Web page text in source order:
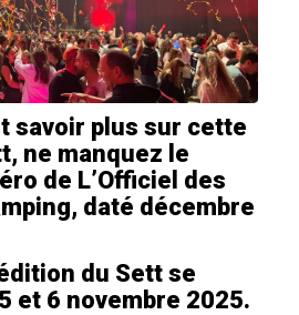
savoir plus sur cette
ne manquez le
de L’Officiel des
daté décembre
du Sett se
et 6 novembre 2025.